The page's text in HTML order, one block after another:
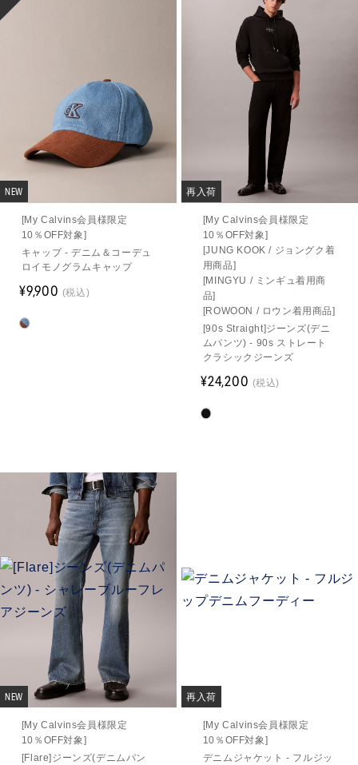
NEW
[My Calvins会員様限定
10％OFF対象]
キャップ - デニム＆コーデュ
ロイモノグラムキャップ
¥9,900 (税込)
再入荷
[My Calvins会員様限定
10％OFF対象]
[JUNG KOOK / ジョングク着
用商品]
[MINGYU / ミンギュ着用商
品]
[ROWOON / ロウン着用商品]
[90s Straight]ジーンズ(デニ
ムパンツ) - 90s ストレート
クラシックジーンズ
¥24,200 (税込)
NEW
[My Calvins会員様限定
10％OFF対象]
[Flare]ジーンズ(デニムパン
再入荷
[My Calvins会員様限定
10％OFF対象]
デニムジャケット - フルジッ